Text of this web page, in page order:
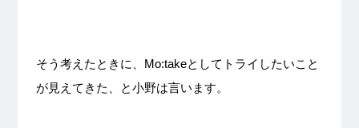
そう考えたときに、Mo:takeとしてトライしたいこと
が見えてきた、と小野は言います。